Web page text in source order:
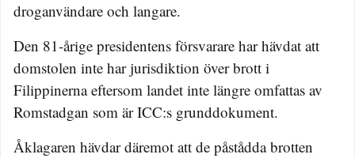
droganvändare och langare.
Den 81-årige presidentens försvarare har hävdat att
domstolen inte har jurisdiktion över brott i
Filippinerna eftersom landet inte längre omfattas av
Romstadgan som är ICC:s grunddokument.
Åklagaren hävdar däremot att de påstådda brotten